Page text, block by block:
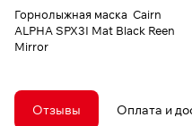
Горнолыжная маска Cairn
ALPHA SPX3I Mat Black Reen
Mirror
Отзывы Оплата и